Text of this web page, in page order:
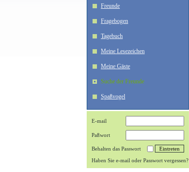
Freunde
Fragebogen
Tagebuch
Meine Lesezeichen
Meine Gäste
Suche der Freunde
Spaßvogel
E-mail
Paßwort
Behalten das Passwort
Haben Sie e-mail oder Passwort vergessen?